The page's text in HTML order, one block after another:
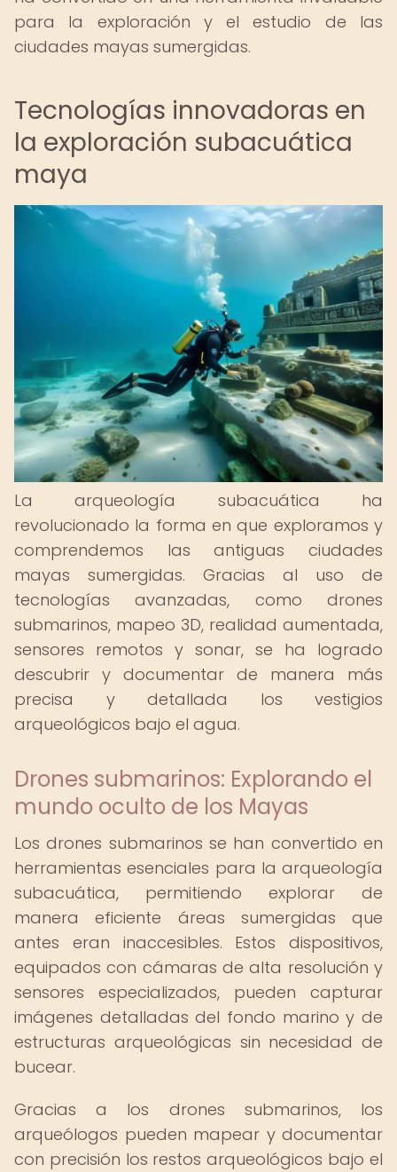
para la exploración y el estudio de las
ciudades mayas sumergidas.
Tecnologías innovadoras en
la exploración subacuática
maya
La arqueología subacuática ha
revolucionado la forma en que exploramos y
comprendemos las antiguas ciudades
mayas sumergidas. Gracias al uso de
tecnologías avanzadas, como drones
submarinos, mapeo 3D, realidad aumentada,
sensores remotos y sonar, se ha logrado
descubrir y documentar de manera más
precisa y detallada los vestigios
arqueológicos bajo el agua.
Drones submarinos: Explorando el
mundo oculto de los Mayas
Los drones submarinos se han convertido en
herramientas esenciales para la arqueología
subacuática, permitiendo explorar de
manera eficiente áreas sumergidas que
antes eran inaccesibles. Estos dispositivos,
equipados con cámaras de alta resolución y
sensores especializados, pueden capturar
imágenes detalladas del fondo marino y de
estructuras arqueológicas sin necesidad de
bucear.
Gracias a los drones submarinos, los
arqueólogos pueden mapear y documentar
con precisión los restos arqueológicos bajo el